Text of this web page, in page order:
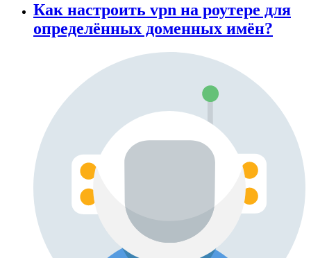
Как настроить vpn на роутере для
определённых доменных имён?